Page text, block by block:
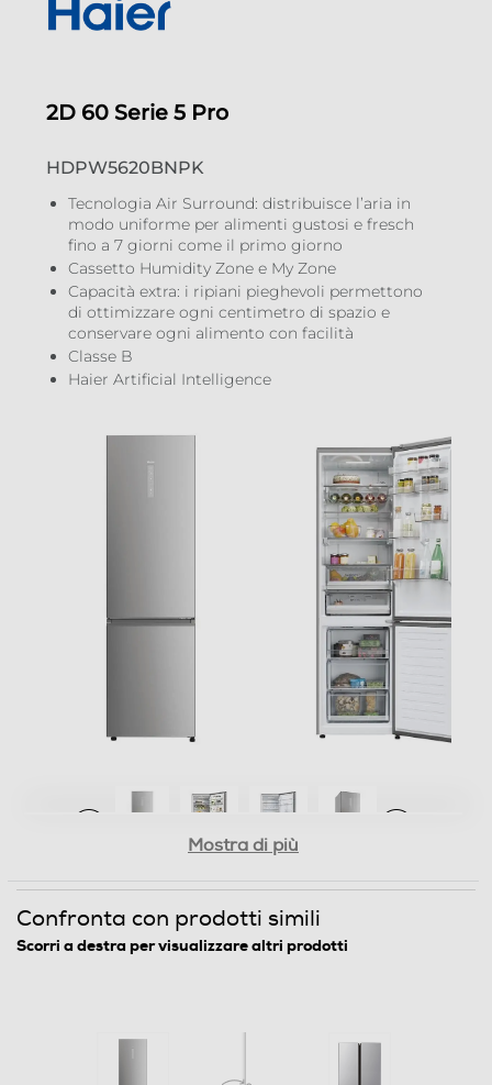
Scomparto congelatore
120
Raffreddamento congelatore
No Frost (Ventilato+Deumidifica)
Sbrinamento congelatore
Automatico
Congelazione rapida
Controllo separato temperatura
Display
2D 60 Serie 5 Pro
HDPW5620BNPK
Tecnologia Air Surround: distribuisce l’aria in
modo uniforme per alimenti gustosi e fresch
fino a 7 giorni come il primo giorno
Cassetto Humidity Zone e My Zone
Capacità extra: i ripiani pieghevoli permettono
di ottimizzare ogni centimetro di spazio e
conservare ogni alimento con facilità
Classe B
Haier Artificial Intelligence
Mostra di più
Confronta con prodotti simili
Scorri a destra per visualizzare altri prodotti